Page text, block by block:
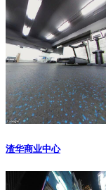
渣华商业中心